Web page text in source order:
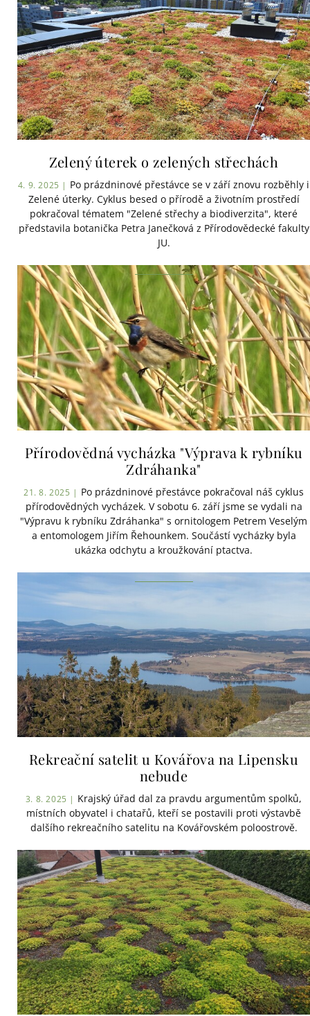
Zelený úterek o zelených střechách
4. 9. 2025 | Po prázdninové přestávce se v září znovu rozběhly i
Zelené úterky. Cyklus besed o přírodě a životním prostředí
pokračoval tématem "Zelené střechy a biodiverzita", které
představila botanička Petra Janečková z Přírodovědecké fakulty
JU.
Přírodovědná vycházka "Výprava k rybníku
Zdráhanka"
21. 8. 2025 | Po prázdninové přestávce pokračoval náš cyklus
přírodovědných vycházek. V sobotu 6. září jsme se vydali na
"Výpravu k rybníku Zdráhanka" s ornitologem Petrem Veselým
a entomologem Jiřím Řehounkem. Součástí vycházky byla
ukázka odchytu a kroužkování ptactva.
Rekreační satelit u Kovářova na Lipensku
nebude
3. 8. 2025 | Krajský úřad dal za pravdu argumentům spolků,
místních obyvatel i chatařů, kteří se postavili proti výstavbě
dalšího rekreačního satelitu na Kovářovském poloostrově.